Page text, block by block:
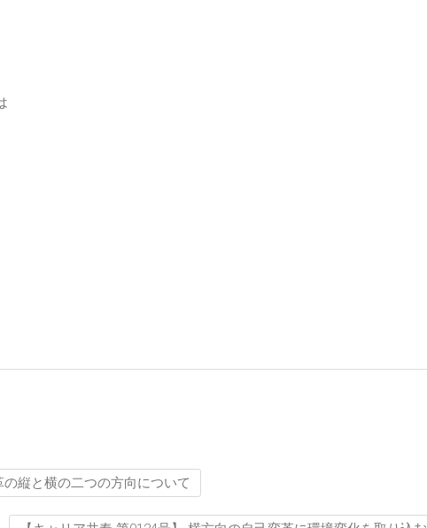
縦と横の二つの方向について